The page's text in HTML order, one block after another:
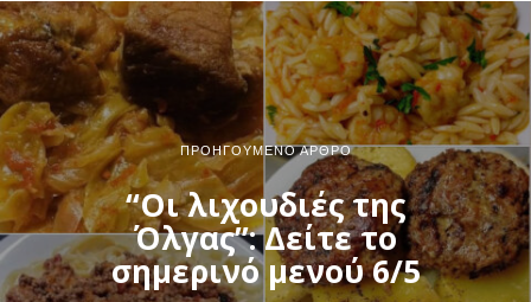
ΠΡΟΗΓΟΎΜΕΝΟ ΆΡΘΡΟ
“Οι λιχουδιές της
Όλγας”: Δείτε το
σημερινό μενού 6/5